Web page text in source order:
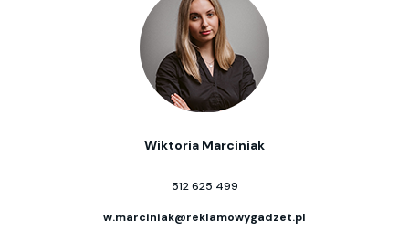
Wiktoria Marciniak
512 625 499
w.marciniak@reklamowygadzet.pl